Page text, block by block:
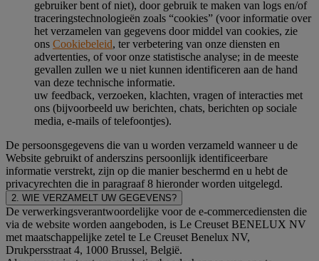
gebruiker bent of niet), door gebruik te maken van logs en/of
traceringstechnologieën zoals “cookies” (voor informatie over
het verzamelen van gegevens door middel van cookies, zie
ons Cookiebeleid, ter verbetering van onze diensten en
advertenties, of voor onze statistische analyse; in de meeste
gevallen zullen we u niet kunnen identificeren aan de hand
van deze technische informatie.
uw feedback, verzoeken, klachten, vragen of interacties met
ons (bijvoorbeeld uw berichten, chats, berichten op sociale
media, e-mails of telefoontjes).
De persoonsgegevens die van u worden verzameld wanneer u de
Website gebruikt of anderszins persoonlijk identificeerbare
informatie verstrekt, zijn op die manier beschermd en u hebt de
privacyrechten die in paragraaf 8 hieronder worden uitgelegd.
2. WIE VERZAMELT UW GEGEVENS?
De verwerkingsverantwoordelijke voor de e-commercediensten die
via de website worden aangeboden, is Le Creuset BENELUX NV
met maatschappelijke zetel te Le Creuset Benelux NV,
Drukpersstraat 4, 1000 Brussel, België.